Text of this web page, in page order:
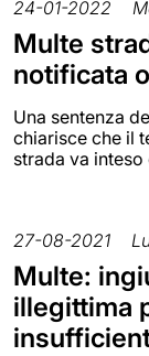
24-01-2022
Multe
notificata
Una sentenza
chiarisce che il
strada va
27-08-2021
Multe:
illegittima